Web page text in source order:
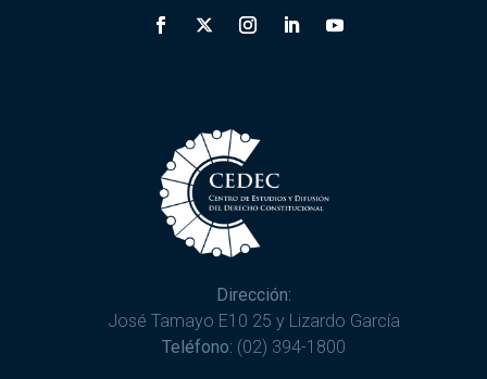
Dirección:
José Tamayo E10 25 y Lizardo García
Teléfono: (02) 394-1800